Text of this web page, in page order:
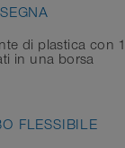
di plastica con
in una borsa
FLESSIBILE